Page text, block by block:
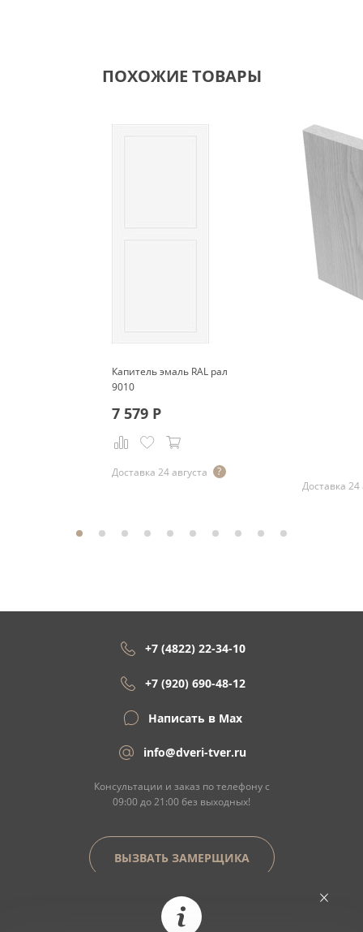
ПОХОЖИЕ ТОВАРЫ
Капитель эмаль RAL рал
9010
7 579Р
Доставка 24 августа
Доставка 24
+7 (4822) 22-34-10
+7 (920) 690-48-12
Написать в Max
info@dveri-tver.ru
Консультации и заказ по телефону с
09:00 до 21:00 без выходных!
ВЫЗВАТЬ ЗАМЕРЩИКА